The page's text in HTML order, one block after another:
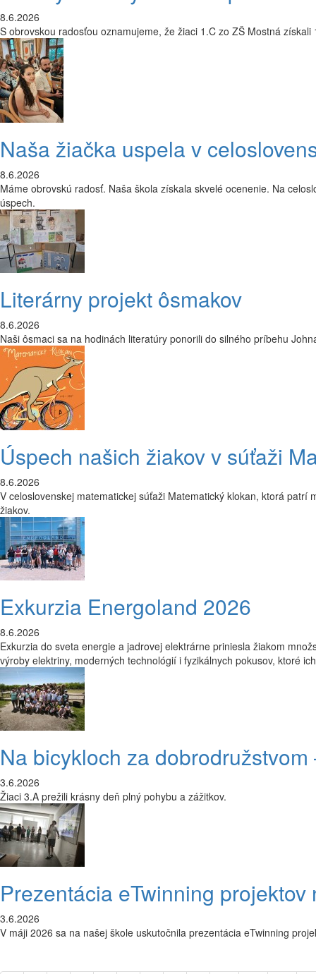
8.6.2026
S obrovskou radosťou oznamujeme, že žiaci 1.C zo ZŠ Mostná
Naša žiačka uspela v
8.6.2026
Máme obrovskú radosť. Naša škola získala skvelé ocenenie. Na
úspech.
Literárny projekt ôsmakov
8.6.2026
Naši ôsmaci sa na hodinách literatúry ponorili do silného príbehu
Úspech našich žiakov v súťaži
8.6.2026
V celoslovenskej matematickej súťaži Matematický klokan, ktorá
žiakov.
Exkurzia Energoland 2026
8.6.2026
Exkurzia do sveta energie a jadrovej elektrárne priniesla žiakom
výroby elektriny, moderných technológií i fyzikálnych pokusov, ktoré
Na bicykloch za
3.6.2026
Žiaci 3.A prežili krásny deň plný pohybu a zážitkov.
Prezentácia eTwinning projektov
3.6.2026
V máji 2026 sa na našej škole uskutočnila prezentácia eTwinning